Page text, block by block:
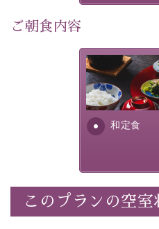
・環境に配慮したアメニテ
・館内フリーWi-Fi
・チェックイン15時、チェ
・朝夕個室料亭で個室食
・夕食は地産地消の創作和
・朝食はこだわりの味噌汁
【温泉】
自家源泉「美翠源泉」は酸
ご朝食内容
和定食
さっぱりとし
れる食材は、
ふんだんに取
安全を心掛け
このプランの空室